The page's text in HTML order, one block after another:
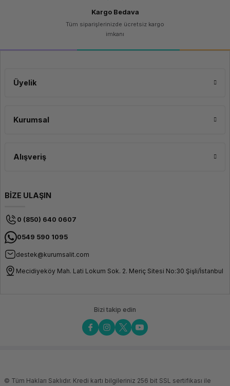
Kargo Bedava
Tüm siparişlerinizde ücretsiz kargo
imkanı
Üyelik
Kurumsal
Alışveriş
BİZE ULAŞIN
0 (850) 640 0607
0549 590 1095
destek@kurumsalit.com
Mecidiyeköy Mah. Lati Lokum Sok. 2. Meriç Sitesi No:30 Şişli/İstanbul
Bizi takip edin
© Tüm Hakları Saklıdır. Kredi kartı bilgileriniz 256 bit SSL sertifikası ile